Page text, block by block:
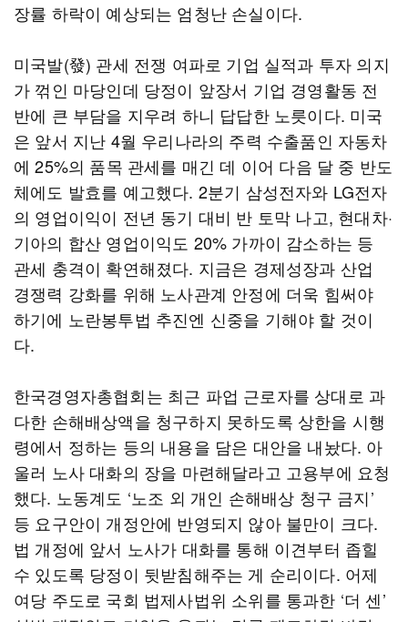
장률 하락이 예상되는 엄청난 손실이다.
미국발(發) 관세 전쟁 여파로 기업 실적과 투자 의지
가 꺾인 마당인데 당정이 앞장서 기업 경영활동 전
반에 큰 부담을 지우려 하니 답답한 노릇이다. 미국
은 앞서 지난 4월 우리나라의 주력 수출품인 자동차
에 25%의 품목 관세를 매긴 데 이어 다음 달 중 반도
체에도 발효를 예고했다. 2분기 삼성전자와 LG전자
의 영업이익이 전년 동기 대비 반 토막 나고, 현대차·
기아의 합산 영업이익도 20% 가까이 감소하는 등
관세 충격이 확연해졌다. 지금은 경제성장과 산업
경쟁력 강화를 위해 노사관계 안정에 더욱 힘써야
하기에 노란봉투법 추진엔 신중을 기해야 할 것이
다.
한국경영자총협회는 최근 파업 근로자를 상대로 과
다한 손해배상액을 청구하지 못하도록 상한을 시행
령에서 정하는 등의 내용을 담은 대안을 내놨다. 아
울러 노사 대화의 장을 마련해달라고 고용부에 요청
했다. 노동계도 ‘노조 외 개인 손해배상 청구 금지’
등 요구안이 개정안에 반영되지 않아 불만이 크다.
법 개정에 앞서 노사가 대화를 통해 이견부터 좁힐
수 있도록 당정이 뒷받침해주는 게 순리이다. 어제
여당 주도로 국회 법제사법위 소위를 통과한 ‘더 센’